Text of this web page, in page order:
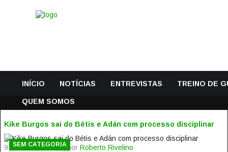
INÍCIO NOTÍCIAS ENTREVISTAS TREINO DE
QUEM SOMOS
Kike Burgos sai do Bétis e Adán com processo disciplinar
9 Setembro, 2014 | por Roberto Rivelino
SEM CATEGORIA